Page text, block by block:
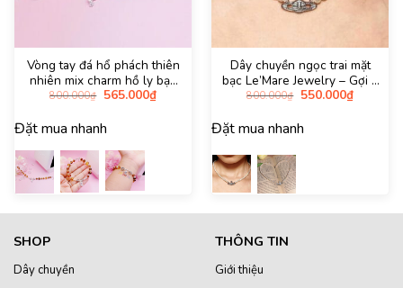
Vòng tay đá hổ phách thiên
nhiên mix charm hồ ly bạc
Le’Mare Jewelry – Gợi ý
dành tặng người phụ nữ trân
ngày lễ …
800.000₫ Giá
800.000₫.
565.000₫Giá
hiện
Đặt mua nhanh
Dây chuyền ngọc trai mặt
bạc Le’Mare Jewelry – Gợi ý
món quà độc đáo và ý nghĩa
quý trong các dịp kỷ niệm,
800.000₫ Giá
800.000₫.
550.000₫Giá
hiện
Đặt mua nhanh
SHOP
Dây chuyền
THÔNG TIN
Giới thiệu